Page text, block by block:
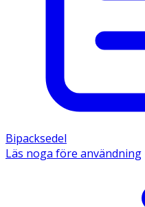
Bipacksedel
Läs noga före användning